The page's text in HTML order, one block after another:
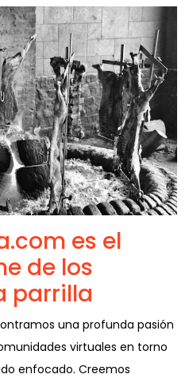
es el
de los
parrilla
una profunda pasión
virtuales en torno
enfocado. Creemos